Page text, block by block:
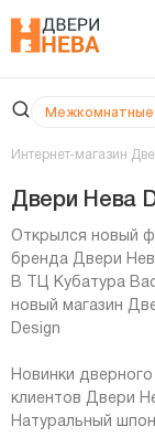
Межкомнатные
Интернет-магазин
Двери Нева
Открылся новый
бренда Двери
В ТЦ Кубатура
новый магазин
Design
Новинки
клиентов Двери
Натуральный